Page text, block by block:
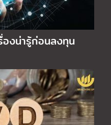
งน่ารู้ก่อนลงทุน